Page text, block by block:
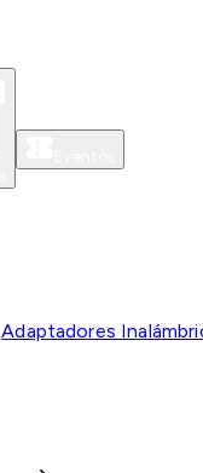
Adaptadores